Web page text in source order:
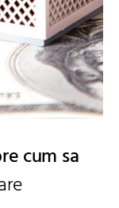
cum sa